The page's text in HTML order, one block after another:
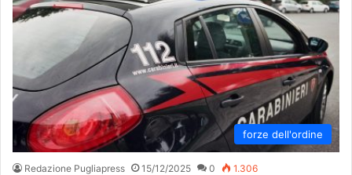
forze dell'ordine
Redazione Pugliapress 15/12/2025 0 1.306